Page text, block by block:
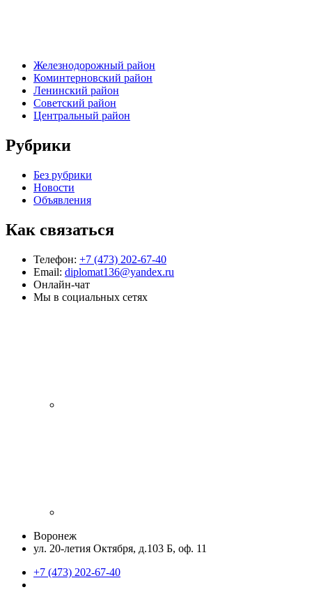
Железнодорожный район
Коминтерновский район
Ленинский район
Советский район
Центральный район
Рубрики
Без рубрики
Новости
Объявления
Как связаться
Телефон: +7 (473) 202-67-40
Email: diplomat136@yandex.ru
Онлайн-чат
Мы в социальных сетях
Воронеж
ул. 20-летия Октября, д.103 Б, оф. 11
+7 (473) 202-67-40